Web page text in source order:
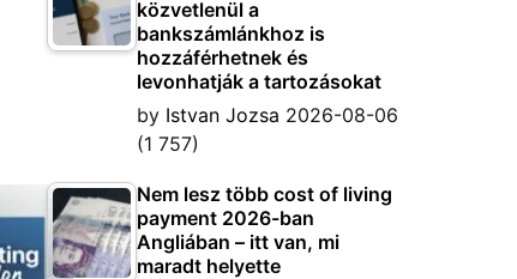
közvetlenül a
bankszámlánkhoz is
hozzáférhetnek és
levonhatják a tartozásokat
by Istvan Jozsa 2026-08-06
(1 757)
Nem lesz több cost of living
payment 2026-ban
Angliában – itt van, mi
maradt helyette